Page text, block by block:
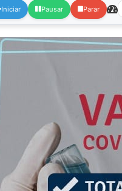
Iniciar Pausar Parar